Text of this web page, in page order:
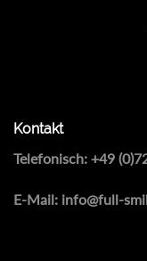
Kontakt
Telefonisch: +49
E-Mail: info@full-